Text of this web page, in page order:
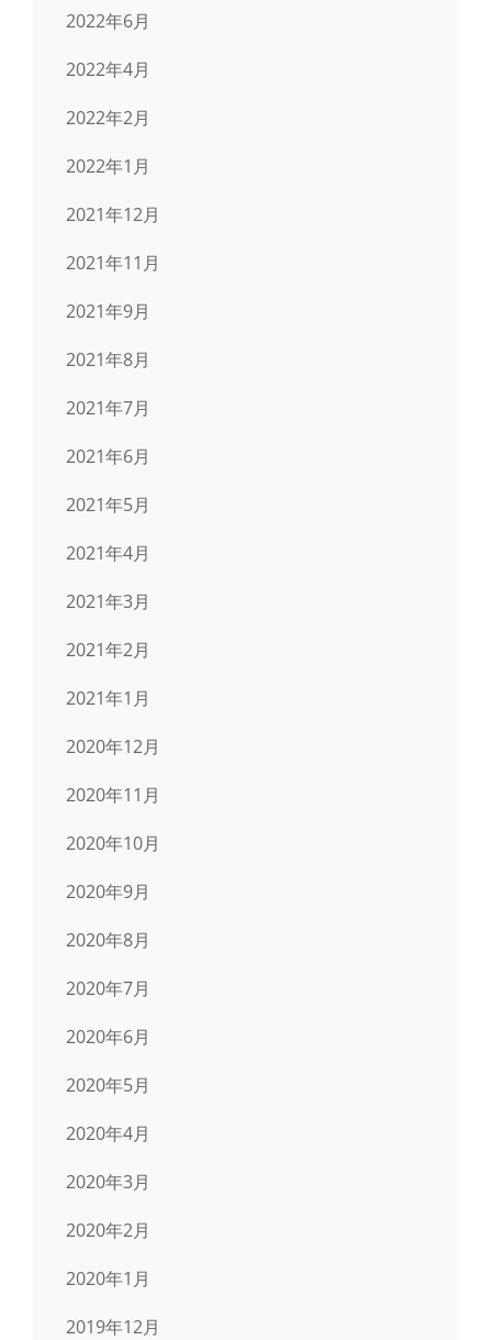
2022年6月
2022年4月
2022年2月
2022年1月
2021年12月
2021年11月
2021年9月
2021年8月
2021年7月
2021年6月
2021年5月
2021年4月
2021年3月
2021年2月
2021年1月
2020年12月
2020年11月
2020年10月
2020年9月
2020年8月
2020年7月
2020年6月
2020年5月
2020年4月
2020年3月
2020年2月
2020年1月
2019年12月